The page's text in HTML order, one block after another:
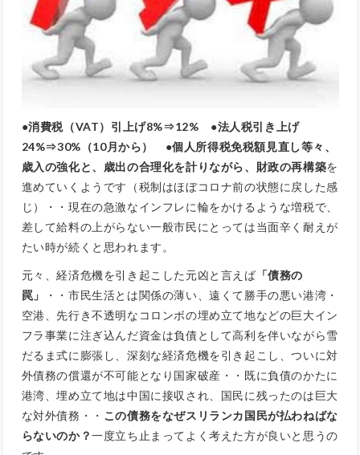
●消費税（VAT）引上げ8%⇒12% ●法人税引き上げ
24%⇒30%（10月から） ●個人所得税免税額見直し等々、
歳入の強化と、歳出の合理化を計りながら、財政の再構築を
進めていくようです（税制はほぼコロナ前の状態に戻した感
じ）・・現在の急激なインフレに輪をかけるような増税で、
差して給料の上がらない一般市民にとっては当面辛く耐えが
たい時が続くと思われます。
元々、経済危機を引き起こした元凶と言えば 「債務の
罠」
・・市民生活とは関係の薄い、遠くて勝手の悪い港湾・
空港、先行き不透明なコロンボの埋め立て地などの巨大イン
フラ事業に注ぎ込んだ資金は負債として高利を伴いながら雪
だるま式に膨張し、深刻な経済危機を引き起こし、ついに対
外債務の償還が不可能となり国家破産・・既に負債のかたに
港湾、埋め立て地は中国に接収され、国民に残ったのは巨大
な対外債務・・ この債務をなぜスリランカ国民が払わねばな
らないのか？一度立ち止まってよく考えた方が良いと思うの